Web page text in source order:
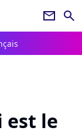
newsletter search
est le